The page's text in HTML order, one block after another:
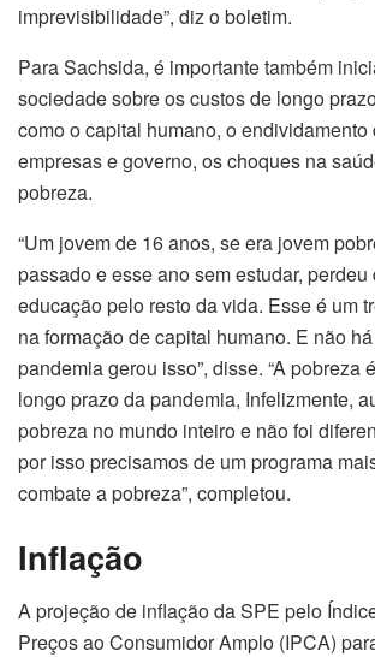
imprevisibilidade”, diz o boletim.
Para Sachsida, é importante também
sociedade sobre os custos de longo
como o capital humano, o endividamento
empresas e governo, os choques na
pobreza.
“Um jovem de 16 anos, se era jovem
passado e esse ano sem estudar,
educação pelo resto da vida. Esse é um
na formação de capital humano. E não
pandemia gerou isso”, disse. “A pobreza
longo prazo da pandemia, Infelizmente,
pobreza no mundo inteiro e não foi
por isso precisamos de um programa
combate a pobreza”, completou.
Inflação
A projeção de inflação da SPE pelo
Preços ao Consumidor Amplo (IPCA)